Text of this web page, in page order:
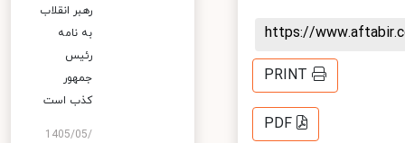
https://
PRINT
PDF
رهبر انقلاب
به نامه
رئیس
جمهور
کذب است
1405/05/